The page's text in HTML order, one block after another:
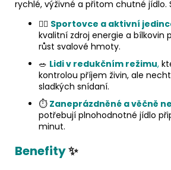
rychlé, výživné a přitom chutné jídlo.
🏃‍♂️ Sportovce a aktivní
kvalitní zdroj energie a bílkovin
růst svalové hmoty.
🥗 Lidi v redukčním režimu,
kontrolou příjem živin, ale
sladkých snídaní.
⏱️ Zaneprázdněné a věčně
potřebují plnohodnotné jídlo
minut.
Benefity✨